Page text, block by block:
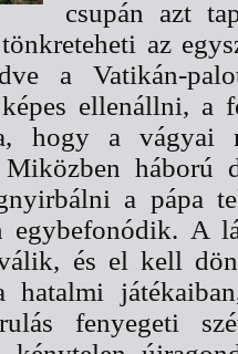
csupán azt
az
a Vatikán-
ellenállni, a
hogy a vágyai
Miközben háború
a pápa
egybefonódik. A
és el kell
fenyegeti